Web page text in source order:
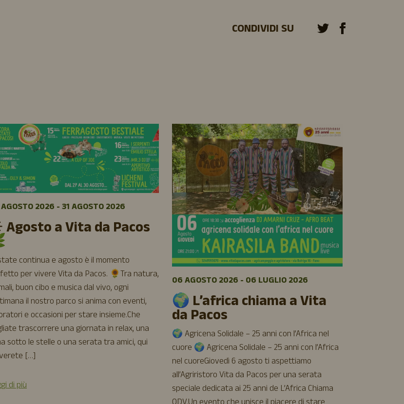
CONDIVIDI SU
2026 - 31 AGOSTO 2026
a Vita da Pacos
continua e agosto è il momento
per vivere Vita da Pacos. 🌻Tra natura,
buon cibo e musica dal vivo, ogni
il nostro parco si anima con eventi,
e occasioni per stare insieme.Che
trascorrere una giornata in relax, una
sotto le stelle o una serata tra amici, qui
[…]
di più
06 AGOSTO 2026 - 06 LUGLIO 2026
🌍 L’africa chiama a Vita
da Pacos
🌍 Agricena Solidale – 25 anni con l’Africa nel
cuore 🌍 Agricena Solidale – 25 anni con l’Africa
nel cuoreGiovedì 6 agosto ti aspettiamo
all’Agriristoro Vita da Pacos per una serata
speciale dedicata ai 25 anni de L’Africa Chiama